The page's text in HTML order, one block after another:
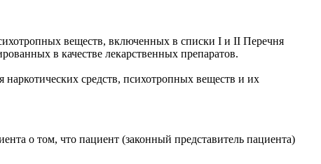
веществ, включенных в списки I и II Перечня
в качестве лекарственных препаратов.
средств, психотропных веществ и их
о том, что пациент (законный представитель пациента)